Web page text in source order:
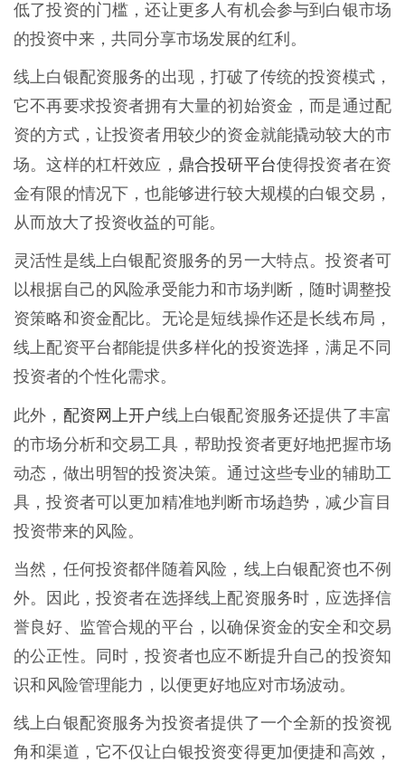
低了投资的门槛，还让更多人有机会参与到白银市场
的投资中来，共同分享市场发展的红利。
线上白银配资服务的出现，打破了传统的投资模式，
它不再要求投资者拥有大量的初始资金，而是通过配
资的方式，让投资者用较少的资金就能撬动较大的市
场。这样的杠杆效应， 鼎合投研平台使得投资者在资
金有限的情况下，也能够进行较大规模的白银交易，
从而放大了投资收益的可能。
灵活性是线上白银配资服务的另一大特点。投资者可
以根据自己的风险承受能力和市场判断，随时调整投
资策略和资金配比。无论是短线操作还是长线布局，
线上配资平台都能提供多样化的投资选择，满足不同
投资者的个性化需求。
此外， 配资网上开户线上白银配资服务还提供了丰富
的市场分析和交易工具，帮助投资者更好地把握市场
动态，做出明智的投资决策。通过这些专业的辅助工
具，投资者可以更加精准地判断市场趋势，减少盲目
投资带来的风险。
当然，任何投资都伴随着风险，线上白银配资也不例
外。因此，投资者在选择线上配资服务时，应选择信
誉良好、监管合规的平台，以确保资金的安全和交易
的公正性。同时，投资者也应不断提升自己的投资知
识和风险管理能力，以便更好地应对市场波动。
线上白银配资服务为投资者提供了一个全新的投资视
角和渠道，它不仅让白银投资变得更加便捷和高效，